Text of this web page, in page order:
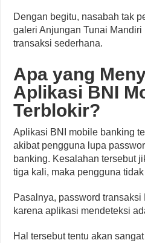
Dengan begitu, nasabah tak
galeri Anjungan Tunai
transaksi sederhana.
Apa yang
Aplikasi BNI
Terblokir?
Aplikasi BNI mobile banking
akibat pengguna lupa
banking. Kesalahan tersebut
tiga kali, maka pengguna
Pasalnya, password
karena aplikasi mendeteksi
Hal tersebut tentu akan